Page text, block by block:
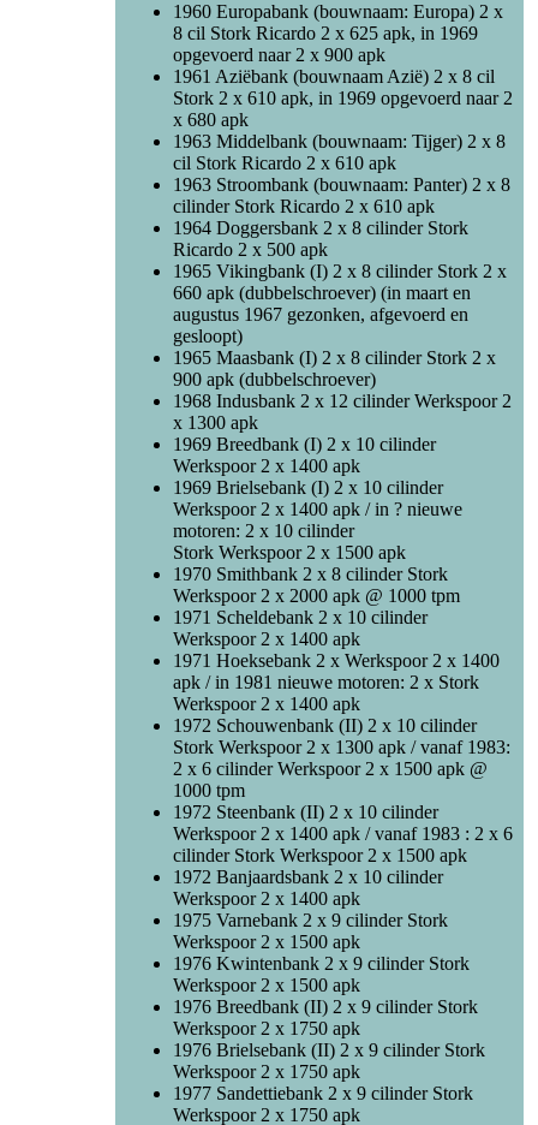
1960 Europabank (bouwnaam: Europa) 2 x
8 cil Stork Ricardo 2 x 625 apk, in 1969
opgevoerd naar 2 x 900 apk
1961 Aziëbank (bouwnaam Azië) 2 x 8 cil
Stork 2 x 610 apk, in 1969 opgevoerd naar 2
x 680 apk
1963 Middelbank (bouwnaam: Tijger) 2 x 8
cil Stork Ricardo 2 x 610 apk
1963 Stroombank (bouwnaam: Panter) 2 x 8
cilinder Stork Ricardo 2 x 610 apk
1964 Doggersbank 2 x 8 cilinder Stork
Ricardo 2 x 500 apk
1965 Vikingbank (I) 2 x 8 cilinder Stork 2 x
660 apk (dubbelschroever) (in maart en
augustus 1967 gezonken, afgevoerd en
gesloopt)
1965 Maasbank (I) 2 x 8 cilinder Stork 2 x
900 apk (dubbelschroever)
1968 Indusbank 2 x 12 cilinder Werkspoor 2
x 1300 apk
1969 Breedbank (I) 2 x 10 cilinder
Werkspoor 2 x 1400 apk
1969 Brielsebank (I) 2 x 10 cilinder
Werkspoor 2 x 1400 apk / in ? nieuwe
motoren: 2 x 10 cilinder
Stork Werkspoor 2 x 1500 apk
1970 Smithbank 2 x 8 cilinder Stork
Werkspoor 2 x 2000 apk @ 1000 tpm
1971 Scheldebank 2 x 10 cilinder
Werkspoor 2 x 1400 apk
1971 Hoeksebank 2 x Werkspoor 2 x 1400
apk / in 1981 nieuwe motoren: 2 x Stork
Werkspoor 2 x 1400 apk
1972 Schouwenbank (II) 2 x 10 cilinder
Stork Werkspoor 2 x 1300 apk / vanaf 1983:
2 x 6 cilinder Werkspoor 2 x 1500 apk @
1000 tpm
1972 Steenbank (II) 2 x 10 cilinder
Werkspoor 2 x 1400 apk / vanaf 1983 : 2 x 6
cilinder Stork Werkspoor 2 x 1500 apk
1972 Banjaardsbank 2 x 10 cilinder
Werkspoor 2 x 1400 apk
1975 Varnebank 2 x 9 cilinder Stork
Werkspoor 2 x 1500 apk
1976 Kwintenbank 2 x 9 cilinder Stork
Werkspoor 2 x 1500 apk
1976 Breedbank (II) 2 x 9 cilinder Stork
Werkspoor 2 x 1750 apk
1976 Brielsebank (II) 2 x 9 cilinder Stork
Werkspoor 2 x 1750 apk
1977 Sandettiebank 2 x 9 cilinder Stork
Werkspoor 2 x 1750 apk